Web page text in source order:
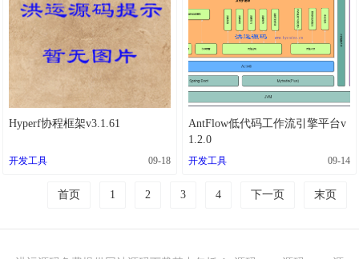
Hyperf协程框架v3.1.61
开发工具 09-18
AntFlow低代码工作流引擎平台v
1.2.0
开发工具 09-14
首页 1 2 3 4 下一页 末页